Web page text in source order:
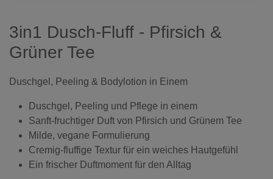
3in1 Dusch-Fluff - Pfirsich &
Grüner Tee
Duschgel, Peeling & Bodylotion in Einem
Duschgel, Peeling und Pflege in einem
Sanft-fruchtiger Duft von Pfirsich und Grünem Tee
Milde, vegane Formulierung
Cremig-fluffige Textur für ein weiches Hautgefühl
Ein frischer Duftmoment für den Alltag